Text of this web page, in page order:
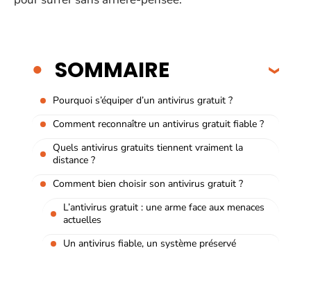
SOMMAIRE
Pourquoi s’équiper d’un antivirus gratuit ?
Comment reconnaître un antivirus gratuit fiable ?
Quels antivirus gratuits tiennent vraiment la
distance ?
Comment bien choisir son antivirus gratuit ?
L’antivirus gratuit : une arme face aux menaces
actuelles
Un antivirus fiable, un système préservé